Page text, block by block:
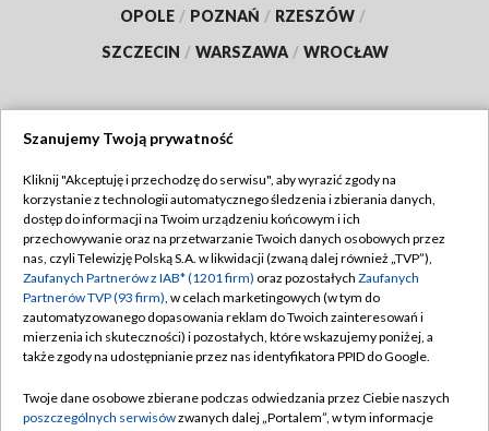
OPOLE / POZNAŃ / RZESZÓW /
SZCZECIN / WARSZAWA / WROCŁAW
TVP
Abonament TVP
Emisja w TVP
Centrum informacji TVP
Naziemna Telewizja Cyfrowa
Rada Programowa
Regulamin TVP
Polityka prywatności
Moje zgody
Pomoc
Kontakt
Szanujemy Twoją prywatność
Kliknij "Akceptuję i przechodzę do serwisu", aby wyrazić zgody na
korzystanie z technologii automatycznego śledzenia i zbierania danych,
dostęp do informacji na Twoim urządzeniu końcowym i ich
przechowywanie oraz na przetwarzanie Twoich danych osobowych przez
nas, czyli Telewizję Polską S.A. w likwidacji (zwaną dalej również „TVP”),
Zaufanych Partnerów z IAB* (1201 firm) oraz pozostałych Zaufanych
Partnerów TVP (93 firm), w celach marketingowych (w tym do
zautomatyzowanego dopasowania reklam do Twoich zainteresowań i
mierzenia ich skuteczności) i pozostałych, które wskazujemy poniżej, a
także zgody na udostępnianie przez nas identyfikatora PPID do Google.
Twoje dane osobowe zbierane podczas odwiedzania przez Ciebie naszych
poszczególnych serwisówzwanych dalej „Portalem”, w tym informacje